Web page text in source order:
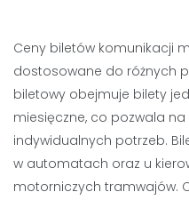
Ceny biletów komunikacji
dostosowane do różnych
biletowy obejmuje bilety
miesięczne, co pozwala
indywidualnych potrzeb.
w automatach oraz u
motorniczych tramwajów.